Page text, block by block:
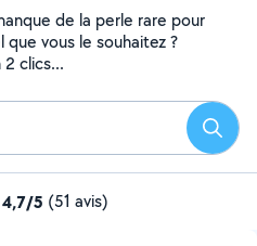
de la perle rare pour
vous le souhaitez ?
clics...
4,7/5 (51 avis)